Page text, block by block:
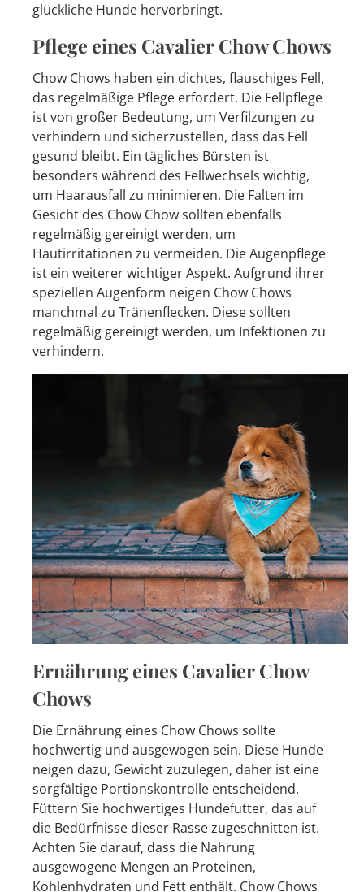
glückliche Hunde hervorbringt.
Pflege eines Cavalier Chow Chows
Chow Chows haben ein dichtes, flauschiges Fell,
das regelmäßige Pflege erfordert. Die Fellpflege
ist von großer Bedeutung, um Verfilzungen zu
verhindern und sicherzustellen, dass das Fell
gesund bleibt. Ein tägliches Bürsten ist
besonders während des Fellwechsels wichtig,
um Haarausfall zu minimieren. Die Falten im
Gesicht des Chow Chow sollten ebenfalls
regelmäßig gereinigt werden, um
Hautirritationen zu vermeiden. Die Augenpflege
ist ein weiterer wichtiger Aspekt. Aufgrund ihrer
speziellen Augenform neigen Chow Chows
manchmal zu Tränenflecken. Diese sollten
regelmäßig gereinigt werden, um Infektionen zu
verhindern.
Ernährung eines Cavalier Chow
Chows
Die Ernährung eines Chow Chows sollte
hochwertig und ausgewogen sein. Diese Hunde
neigen dazu, Gewicht zuzulegen, daher ist eine
sorgfältige Portionskontrolle entscheidend.
Füttern Sie hochwertiges Hundefutter, das auf
die Bedürfnisse dieser Rasse zugeschnitten ist.
Achten Sie darauf, dass die Nahrung
ausgewogene Mengen an Proteinen,
Kohlenhydraten und Fett enthält. Chow Chows